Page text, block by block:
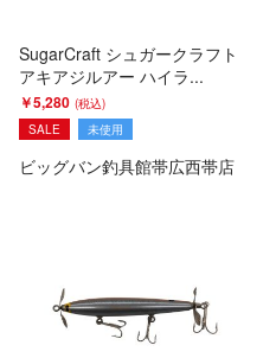
SugarCraft シュガークラフト
アキアジルアー ハイラ...
￥5,280
SALE 未使用
ビッグバン釣具館帯広西帯店